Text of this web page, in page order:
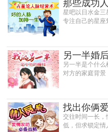
那些成功
星吧以日水金三
专注自己的星座
另一半婚
另一半是个什么
对方的家庭背景
找出你俩
交往时间一长，
低，但求锁定情